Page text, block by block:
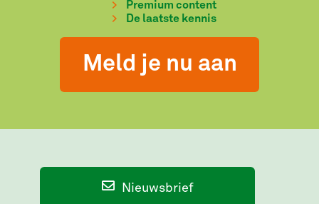
Premium content
De laatste kennis
Meld je nu aan
Nieuwsbrief